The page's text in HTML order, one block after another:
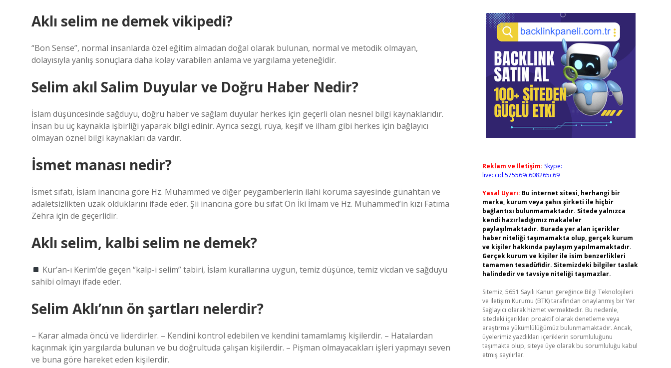
Aklı selim ne demek vikipedi?
“Bon Sense”, normal insanlarda özel eğitim almadan doğal olarak bulunan, normal ve metodik olmayan,
dolayısıyla yanlış sonuçlara daha kolay varabilen anlama ve yargılama yeteneğidir.
Selim akıl Salim Duyular ve Doğru Haber Nedir?
İslam düşüncesinde sağduyu, doğru haber ve sağlam duyular herkes için geçerli olan nesnel bilgi kaynaklarıdır.
İnsan bu üç kaynakla işbirliği yaparak bilgi edinir. Ayrıca sezgi, rüya, keşif ve ilham gibi herkes için bağlayıcı
olmayan öznel bilgi kaynakları da vardır.
İsmet manası nedir?
İsmet sıfatı, İslam inancına göre Hz. Muhammed ve diğer peygamberlerin ilahi koruma sayesinde günahtan ve
adaletsizlikten uzak olduklarını ifade eder. Şii inancına göre bu sıfat On İki İmam ve Hz. Muhammed’in kızı Fatıma
Zehra için de geçerlidir.
Aklı selim, kalbi selim ne demek?
Kur’an-ı Kerim’de geçen “kalp-i selim” tabiri, İslam kurallarına uygun, temiz düşünce, temiz vicdan ve sağduyu
sahibi olmayı ifade eder.
Selim Aklı’nın ön şartları nelerdir?
– Karar almada öncü ve liderdirler. – Kendini kontrol edebilen ve kendini tamamlamış kişilerdir. – Hatalardan
kaçınmak için yargılarda bulunan ve bu doğrultuda çalışan kişilerdir. – Pişman olmayacakları işleri yapmayı seven
ve buna göre hareket eden kişilerdir.
Reklam ve İletişim: Skype:
live:.cid.575569c608265c69
Yasal Uyarı: Bu internet sitesi, herhangi bir
marka, kurum veya şahıs şirketi ile hiçbir
bağlantısı bulunmamaktadır. Sitede yalnızca
kendi hazırladığımız makaleler
paylaşılmaktadır. Burada yer alan içerikler
haber niteliği taşımamakta olup, gerçek kurum
ve kişiler hakkında paylaşım yapılmamaktadır.
Gerçek kurum ve kişiler ile isim benzerlikleri
tamamen tesadüfidir. Sitemizdeki bilgiler taslak
halindedir ve tavsiye niteliği taşımazlar.
Sitemiz, 5651 Sayılı Kanun gereğince Bilgi Teknolojileri
ve İletişim Kurumu (BTK) tarafından onaylanmış bir Yer
Sağlayıcı olarak hizmet vermektedir. Bu nedenle,
sitedeki içerikleri proaktif olarak denetleme veya
araştırma yükümlülüğümüz bulunmamaktadır. Ancak,
üyelerimiz yazdıkları içeriklerin sorumluluğunu
taşımakta olup, siteye üye olarak bu sorumluluğu kabul
etmiş sayılırlar.